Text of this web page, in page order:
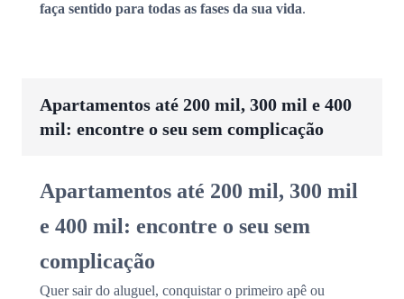
faça sentido para todas as fases da sua vida.
Apartamentos até 200 mil, 300 mil e 400
mil: encontre o seu sem complicação
Apartamentos até 200 mil, 300 mil
e 400 mil: encontre o seu sem
complicação
Quer sair do aluguel, conquistar o primeiro apê ou